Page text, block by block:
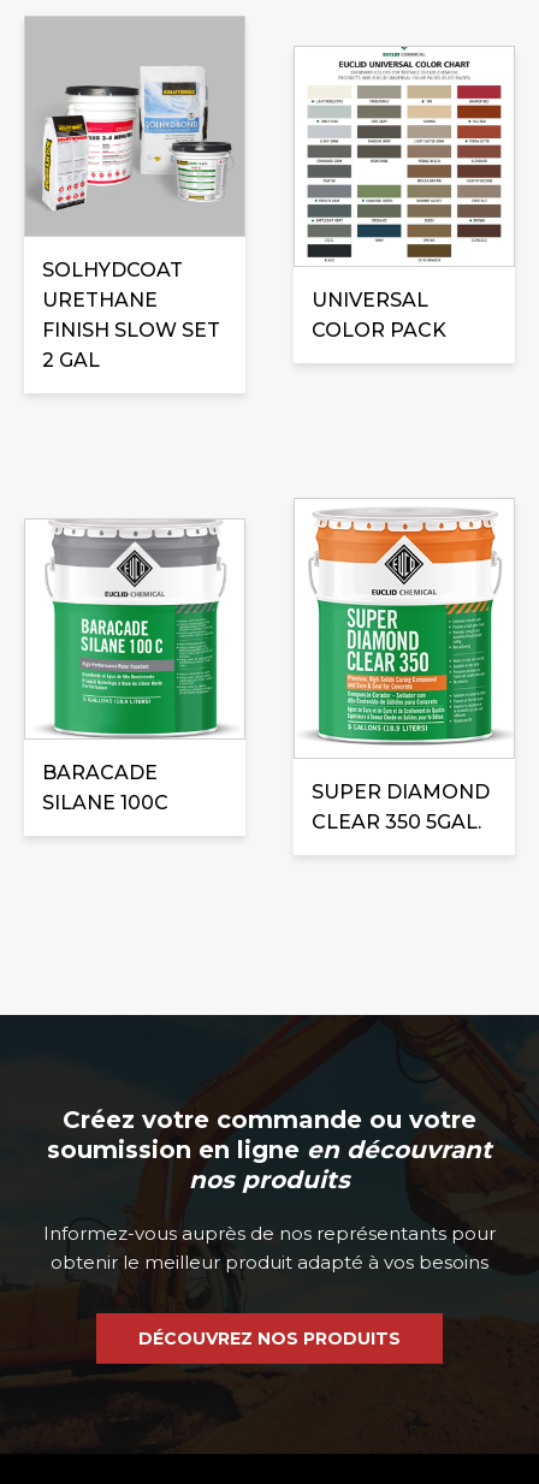
SOLHYDCOAT
URETHANE
FINISH SLOW SET
2 GAL
UNIVERSAL
COLOR PACK
produit
plusieurs
variations.
Les
options
peuvent
être
choisies
sur
BARACADE
SILANE 100C
produit
plusieurs
variations.
peuvent
être
choisies
sur
SUPER DIAMOND
CLEAR 350 5GAL.
Créez votre commande ou votre
soumission en ligne en découvrant
nos produits
Informez-vous auprès de nos représentants pour
obtenir le meilleur produit adapté à vos besoins
DÉCOUVREZ NOS PRODUITS